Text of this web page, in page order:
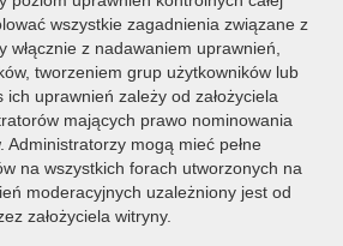
wszystkie zagadnienia związane z
z nadawaniem uprawnień,
tworzeniem grup użytkowników lub
uprawnień zależy od założyciela
mających prawo nominowania
Administratorzy mogą mieć pełne
na wszystkich forach utworzonych na
moderacyjnych uzależniony jest od
założyciela witryny.